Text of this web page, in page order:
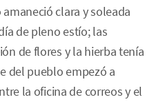
clara y soleada
de pleno estío; las
de flores y la hierba tenía
del pueblo empezó a
la oficina de correos y el